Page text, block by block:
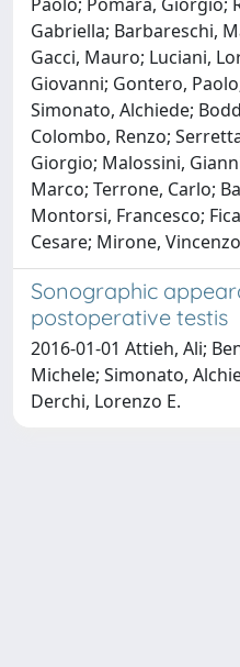
Gabriella; Barbareschi,
Gacci, Mauro; Luciani,
Giovanni; Gontero,
Simonato, Alchiede;
Colombo, Renzo;
Giorgio; Malossini,
Marco; Terrone, Carlo;
Montorsi, Francesco;
Cesare; Mirone,
Sonographic
postoperative testis
2016-01-01 Attieh, Ali;
Michele; Simonato,
Derchi, Lorenzo E.